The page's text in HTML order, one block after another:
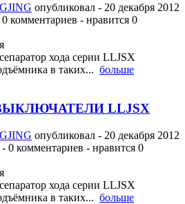
опубликовал - 20 декабря 2012
комментариев - нравится 0
хода серии LLJSX
в таких... больше
LLJSX
опубликовал - 20 декабря 2012
0 комментариев - нравится 0
хода серии LLJSX
в таких... больше